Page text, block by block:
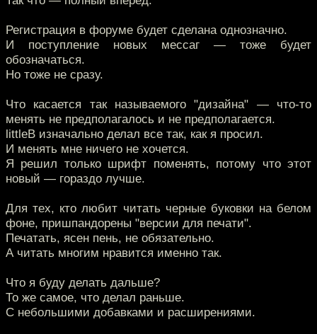
Регистрация в форуме будет сделана однозначно.
И поступление новых мессаг — тоже будет
обозначаться.
Но тоже не сразу.
Что касается так называемого "дизайна" — что-то
менять не предполагалось и не предполагается.
littleB изначально делал все так, как я просил.
И менять мне ничего не хочется.
Я решил только шрифт поменять, потому что этот
новый — гораздо лучше.
Для тех, кто любит читать черные буковки на белом
фоне, пришпандорены "версии для печати".
Печатать, ясен пень, не обязательно.
А читать многим нравится именно так.
Что я буду делать дальше?
То же самое, что делал раньше.
С небольшими добавками и расширениями.